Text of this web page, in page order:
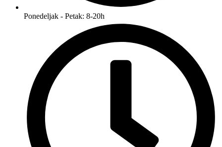
Ponedeljak - Petak: 8-20h